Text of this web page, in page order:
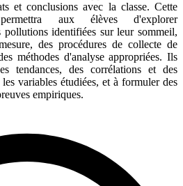
et conclusions avec la classe. Cette
aux élèves d'explorer
pollutions identifiées sur leur sommeil,
des procédures de collecte de
méthodes d'analyse appropriées. Ils
tendances, des corrélations et des
variables étudiées, et à formuler des
empiriques.